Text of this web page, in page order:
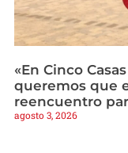
«En Cinco
queremos que
reencuentro
agosto 3, 2026